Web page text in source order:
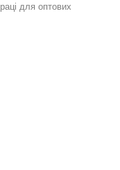
для оптових